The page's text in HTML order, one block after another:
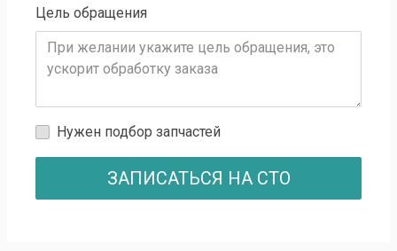
Цель обращения
Нужен подбор запчастей
ЗАПИСАТЬСЯ НА СТО